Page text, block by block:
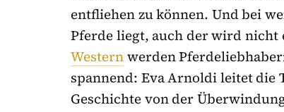
entfliehen zu können. Und bei
Pferde liegt, auch der wird
Westernwerden
spannend: Eva Arnoldi leitet
Geschichte von der